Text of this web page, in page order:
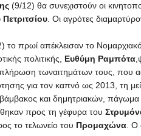
(9/12) θα συνεχιστούν οι
. Οι αγρότες
το πρωί απέκλεισαν το
πολιτικής, Ευθύμη Ραμπότα
τωναιτημάτων τους,
για τον καπνό ως 2013, τη
βάμβακος και δημητριακών,
προς τη γέφυρα του
το τελωνείο του Προμαχώνα. Ο